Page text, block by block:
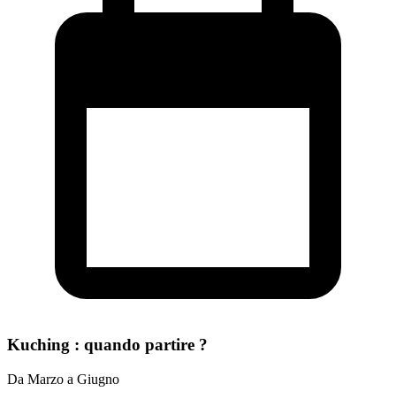
Kuching : quando partire ?
Da Marzo a Giugno